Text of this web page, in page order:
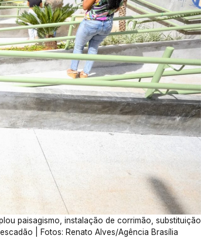
paisagismo, instalação de corrimão, substituição
| Fotos: Renato Alves/Agência Brasília